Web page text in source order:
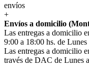
envíos
+
Envíos a domicilio
Las entregas a domicilio
9:00 a 18:00 hs. de Lunes
Las entregas a domicilio
través de DAC de Lunes